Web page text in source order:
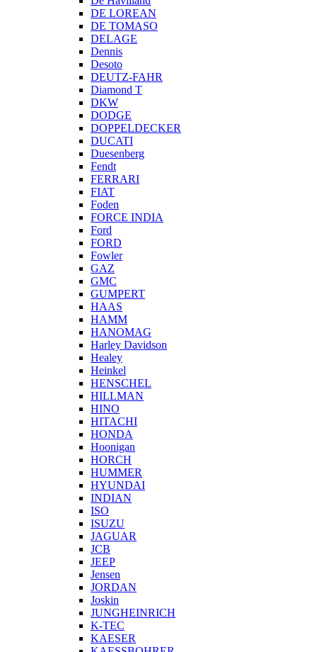
DE LOREAN
DE TOMASO
DELAGE
Dennis
Desoto
DEUTZ-FAHR
Diamond T
DKW
DODGE
DOPPELDECKER
DUCATI
Duesenberg
Fendt
FERRARI
FIAT
Foden
FORCE INDIA
Ford
FORD
Fowler
GAZ
GMC
GUMPERT
HAAS
HAMM
HANOMAG
Harley Davidson
Healey
Heinkel
HENSCHEL
HILLMAN
HINO
HITACHI
HONDA
Hoonigan
HORCH
HUMMER
HYUNDAI
INDIAN
ISO
ISUZU
JAGUAR
JCB
JEEP
Jensen
JORDAN
Joskin
JUNGHEINRICH
K-TEC
KAESER